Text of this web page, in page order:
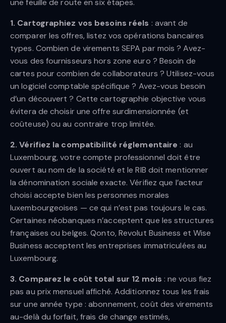
une feuille de route en six étapes.
1. Cartographiez vos besoins réels : avant de
comparer les offres, listez vos opérations bancaires
types. Combien de virements SEPA par mois ? Avez-
vous des fournisseurs hors zone euro ? Besoin de
cartes pour combien de collaborateurs ? Utilisez-vous
un logiciel comptable spécifique ? Avez-vous besoin
d’un découvert ? Cette cartographie objective vous
évitera de choisir une offre surdimensionnée (et
coûteuse) ou au contraire trop limitée.
2. Vérifiez la compatibilité réglementaire : au
Luxembourg, votre compte professionnel doit être
ouvert au nom de la société et le RIB doit mentionner
la dénomination sociale exacte. Vérifiez que l’acteur
choisi accepte bien les personnes morales
luxembourgeoises — ce qui n’est pas toujours le cas.
Certaines néobanques n’acceptent que les structures
françaises ou belges. Qonto, Revolut Business et Wise
Business acceptent les entreprises immatriculées au
Luxembourg.
3. Comparez le coût total sur 12 mois : ne vous fiez
pas au prix mensuel affiché. Additionnez tous les frais
sur une année type : abonnement, coût des virements
au-delà du forfait, frais de change estimés,